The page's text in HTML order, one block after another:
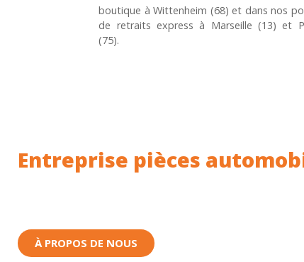
boutique à Wittenheim (68) et dans nos
de retraits express à Marseille (13) et
(75).
Entreprise pièces
À PROPOS DE NOUS